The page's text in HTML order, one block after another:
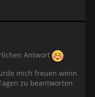
Antwort
mich freuen wenn
zu beantworten.